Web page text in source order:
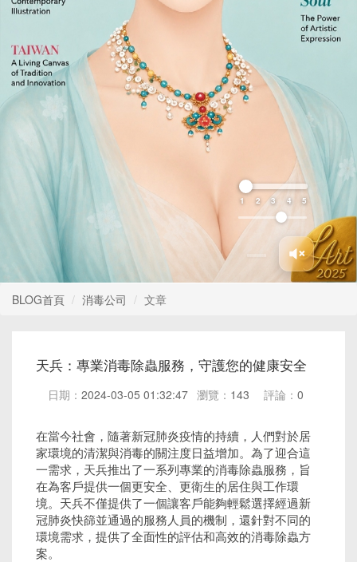
1 2 3 4 5
BLOG首頁 消毒公司 文章
天兵：專業消毒除蟲服務，守護您的健康安全
日期： 2024-03-05 01:32:47 瀏覽： 143 評論： 0
在當今社會，隨著新冠肺炎疫情的持續，人們對於居
家環境的清潔與消毒的關注度日益增加。為了迎合這
一需求，天兵推出了一系列專業的消毒除蟲服務，旨
在為客戶提供一個更安全、更衛生的居住與工作環
境。天兵不僅提供了一個讓客戶能夠輕鬆選擇經過新
冠肺炎快篩並通過的服務人員的機制，還針對不同的
環境需求，提供了全面性的評估和高效的消毒除蟲方
案。